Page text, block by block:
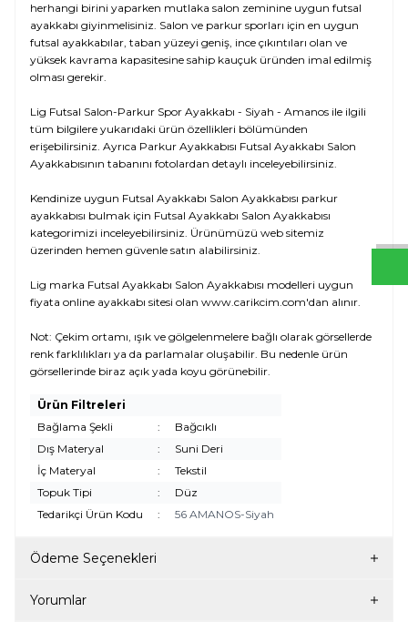
herhangi birini yaparken mutlaka salon zeminine uygun futsal
ayakkabı giyinmelisiniz. Salon ve parkur sporları için en uygun
futsal ayakkabılar, taban yüzeyi geniş, ince çıkıntıları olan ve
yüksek kavrama kapasitesine sahip kauçuk üründen imal edilmiş
olması gerekir.
Lig Futsal Salon-Parkur Spor Ayakkabı - Siyah - Amanos ile ilgili
tüm bilgilere yukarıdaki ürün özellikleri bölümünden
erişebilirsiniz. Ayrıca Parkur Ayakkabısı Futsal Ayakkabı Salon
Ayakkabısının tabanını fotolardan detaylı inceleyebilirsiniz.
Kendinize uygun Futsal Ayakkabı Salon Ayakkabısı parkur
ayakkabısı bulmak için Futsal Ayakkabı Salon Ayakkabısı
kategorimizi inceleyebilirsiniz. Ürünümüzü web sitemiz
üzerinden hemen güvenle satın alabilirsiniz.
Lig marka Futsal Ayakkabı Salon Ayakkabısı modelleri uygun
fiyata online ayakkabı sitesi olan www.carikcim.com'dan alınır.
Not: Çekim ortamı, ışık ve gölgelenmelere bağlı olarak görsellerde
renk farklılıkları ya da parlamalar oluşabilir. Bu nedenle ürün
görsellerinde biraz açık yada koyu görünebilir.
Ürün Filtreleri
Bağlama Şekli
:
Bağcıklı
Dış Materyal
:
Suni Deri
İç Materyal
:
Tekstil
Topuk Tipi
:
Düz
Tedarikçi Ürün Kodu
: 56 AMANOS-Siyah
Ödeme Seçenekleri
Yorumlar